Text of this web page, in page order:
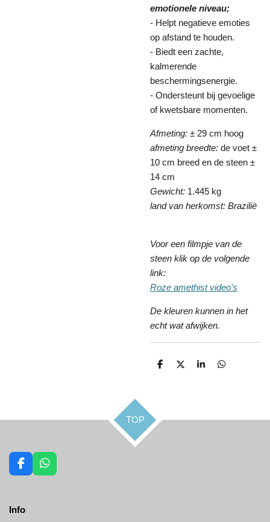
emotionele niveau;
- Helpt negatieve emoties
op afstand te houden.
- Biedt een zachte,
kalmerende
beschermingsenergie.
- Ondersteunt bij gevoelige
of kwetsbare momenten.
Afmeting: ± 29 cm hoog
afmeting breedte: de voet ±
10 cm breed en de steen ±
14 cm
Gewicht: 1.445 kg
land van herkomst: Brazilië
Voor een filmpje van de
steen klik op de volgende
link:
Roze amethist video's
De kleuren kunnen in het
echt wat afwijken.
D
D
S
D
TOP
F
a
b
W
h
Info